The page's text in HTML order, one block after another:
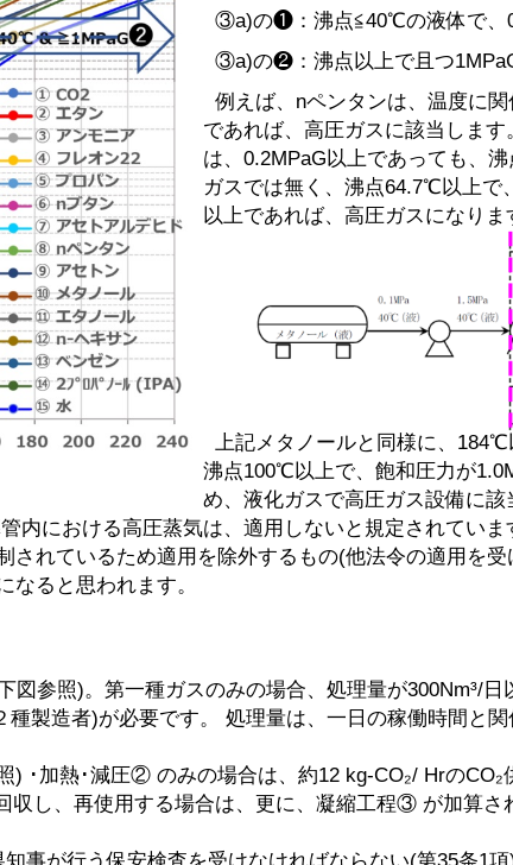
③a)の❶：沸点≦40℃の液体で、
③a)の❷：沸点以上で且つ
例えば、nペンタンは、温度に
であれば、高圧ガスに該当しま
は、0.2MPaG以上であっても、
ガスでは無く、沸点64.7℃以上で
以上であれば、高圧ガスになりま
上記メタノールと同様に、184℃
沸点100℃以上で、飽和圧力が
め、液化ガスで高圧ガス設備に
内における高圧蒸気は、適用しないと規定されてい
れているため適用を除外するもの(他法令の適用を
ると思われます。
参照)。第一種ガスのみの場合、処理量が300Nm³/
製造者)が必要です。 処理量は、一日の稼働時間と
･加熱･減圧② のみの場合は、約12 kg-CO₂/ HrのCO₂
収し、再使用する場合は、更に、凝縮工程③ が加算さ
事が行う保安検査を受けなければならない(第35条1